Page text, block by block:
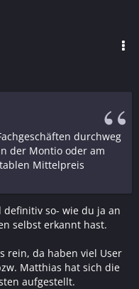
durchweg
der Montio oder am
Mittelpreis
so- wie du ja an
selbst erkannt hast.
rein, da haben viel User
Matthias hat sich die
aufgestellt.